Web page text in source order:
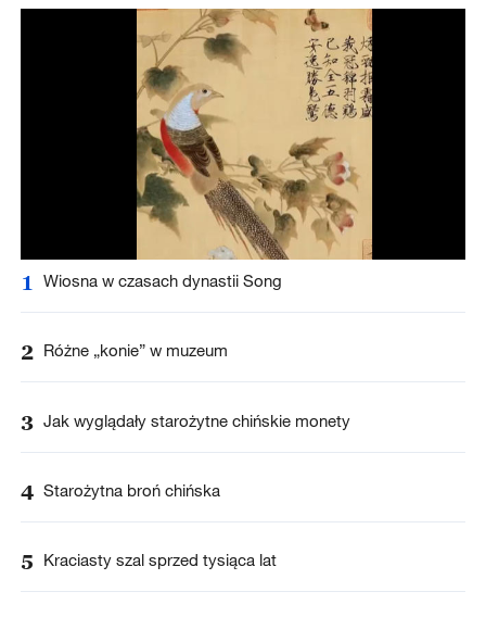
1 Wiosna w czasach dynastii Song
2 Różne „konie” w muzeum
3 Jak wyglądały starożytne chińskie monety
4 Starożytna broń chińska
5 Kraciasty szal sprzed tysiąca lat